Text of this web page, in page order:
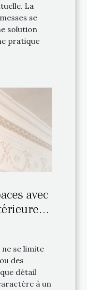
La
se
solution
pratique
avec
se limite
des
détail
à un